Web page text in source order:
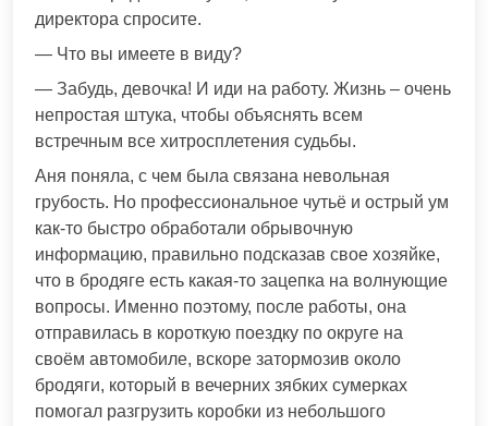
директора спросите.
— Что вы имеете в виду?
— Забудь, девочка! И иди на работу. Жизнь – очень
непростая штука, чтобы объяснять всем
встречным все хитросплетения судьбы.
Аня поняла, с чем была связана невольная
грубость. Но профессиональное чутьё и острый ум
как-то быстро обработали обрывочную
информацию, правильно подсказав свое хозяйке,
что в бродяге есть какая-то зацепка на волнующие
вопросы. Именно поэтому, после работы, она
отправилась в короткую поездку по округе на
своём автомобиле, вскоре затормозив около
бродяги, который в вечерних зябких сумерках
помогал разгрузить коробки из небольшого